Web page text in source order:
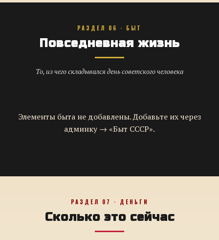
РАЗДЕЛ 06 · БЫТ
Повседневная жизнь
То, из чего складывался день советского человека
Элементы быта не добавлены. Добавьте их через
админку → «Быт СССР».
РАЗДЕЛ 07 · ДЕНЬГИ
Сколько это сейчас